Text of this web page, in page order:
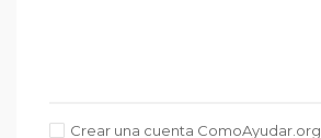
Crear una cuenta ComoAyudar.org